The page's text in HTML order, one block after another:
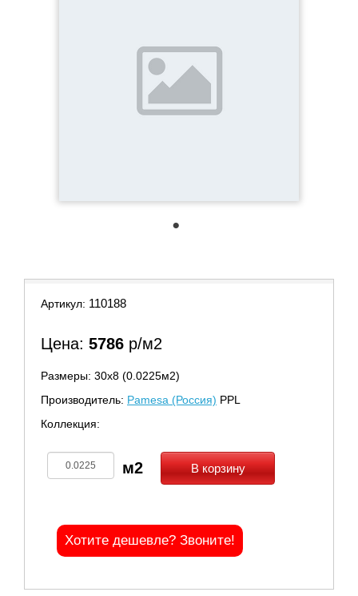
Артикул: 110188
Цена: 5786 р/м2
Размеры: 30х8 (0.0225м2)
Производитель: Pamesa (Россия) PPL
Коллекция:
В корзину
Хотите дешевле? Звоните!